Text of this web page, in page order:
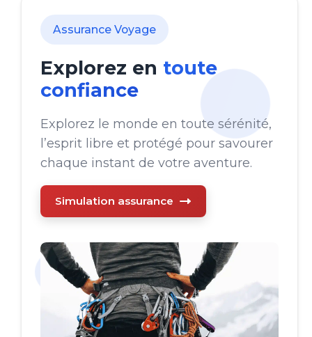
Assurance Voyage
Explorez en toute
confiance
Explorez le monde en toute sérénité,
l’esprit libre et protégé pour savourer
chaque instant de votre aventure.
Simulation assurance